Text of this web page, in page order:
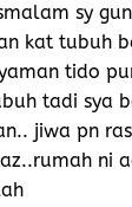
sy
kat tubuh
tido
tadi sya
jiwa pn
ni